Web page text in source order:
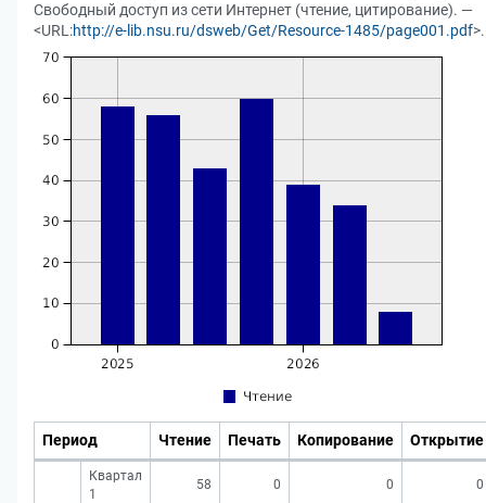
Свободный доступ из сети Интернет (чтение, цитирование). —
<URL:http://e-lib.nsu.ru/dsweb/Get/Resource-1485/page001.pdf>.
Период Чтение Печать Копирование Открытие
Квартал
1
58 0 0 0